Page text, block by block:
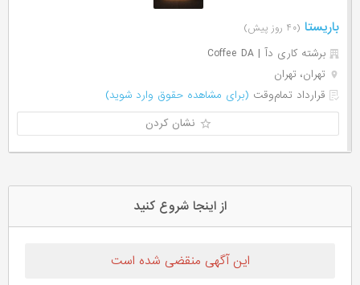
باریستا (۴۰ روز پیش)
برشته کاری دآ | Coffee DA
تهران، تهران
قرارداد تمام‌وقت (برای مشاهده حقوق وارد شوید)
نشان کردن
از اینجا شروع کنید
این آگهی منقضی شده است